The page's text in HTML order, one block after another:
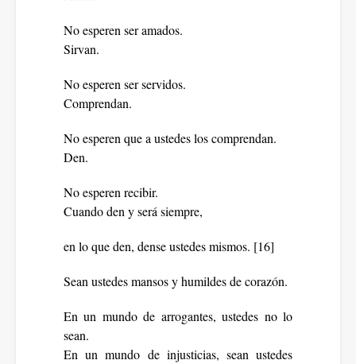
No esperen ser amados.
Sirvan.
No esperen ser servidos.
Comprendan.
No esperen que a ustedes los comprendan.
Den.
No esperen recibir.
Cuando den y será siempre,
en lo que den, dense ustedes mismos. [16]
Sean ustedes mansos y humildes de corazón.
En un mundo de arrogantes, ustedes no lo
sean.
En un mundo de injusticias, sean ustedes